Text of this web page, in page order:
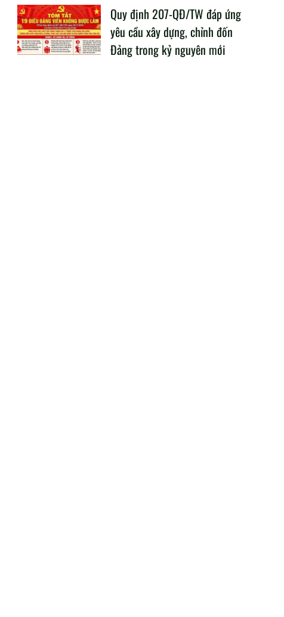
Quy định 207-QĐ/TW đáp ứng
yêu cầu xây dựng, chỉnh đốn
Đảng trong kỷ nguyên mới